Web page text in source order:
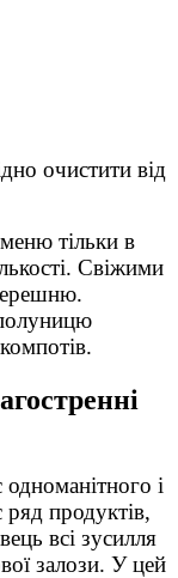
очистити від
тільки в
Свіжими
одноманітного і
продуктів,
всі зусилля
залози. У цей